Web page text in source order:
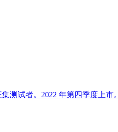
测试者。2022 年第四季度上市。